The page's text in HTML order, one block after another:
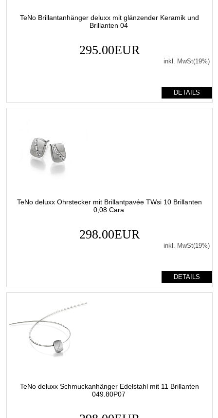
TeNo Brillantanhänger deluxx mit glänzender Keramik und
Brillanten 04
295.00EUR
inkl. MwSt(19%)
DETAILS
TeNo deluxx Ohrstecker mit Brillantpavée TWsi 10 Brillanten
0,08 Cara
298.00EUR
inkl. MwSt(19%)
DETAILS
TeNo deluxx Schmuckanhänger Edelstahl mit 11 Brillanten
049.80P07